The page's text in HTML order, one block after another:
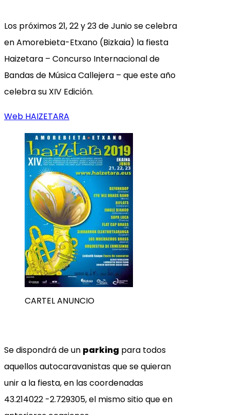
Los próximos 21, 22 y 23 de Junio se celebra
en Amorebieta-Etxano (Bizkaia) la fiesta
Haizetara – Concurso Internacional de
Bandas de Música Callejera – que este año
celebra su XIV Edición.
Web HAIZETARA
CARTEL ANUNCIO
Se dispondrá de un parking para todos
aquellos autocaravanistas que se quieran
unir a la fiesta, en las coordenadas
43.214022 -2.729305, el mismo sitio que en